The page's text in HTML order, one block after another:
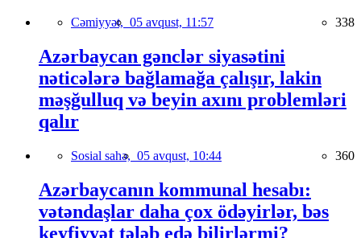
Cəmiyyət, 05 avqust, 11:57 338
Azərbaycan gənclər siyasətini
nəticələrə bağlamağa çalışır, lakin
məşğulluq və beyin axını problemləri
qalır
Sosial sahə, 05 avqust, 10:44 360
Azərbaycanın kommunal hesabı:
vətəndaşlar daha çox ödəyirlər, bəs
keyfiyyət tələb edə bilirlərmi?